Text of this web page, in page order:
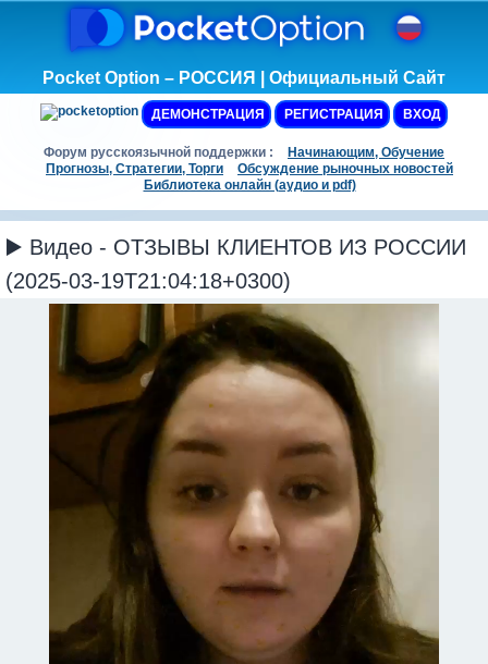
Pocket Option – РОССИЯ | Официальный Сайт
ДЕМОНСТРАЦИЯ РЕГИСТРАЦИЯ ВХОД
Форум русскоязычной поддержки :
Начинающим, Обучение
Прогнозы, Стратегии, Торги
Обсуждение рыночных новостей
Библиотека онлайн (аудио и pdf)
▶️ Видео - ОТЗЫВЫ КЛИЕНТОВ ИЗ РОССИИ
(2025-03-19T21:04:18+0300)